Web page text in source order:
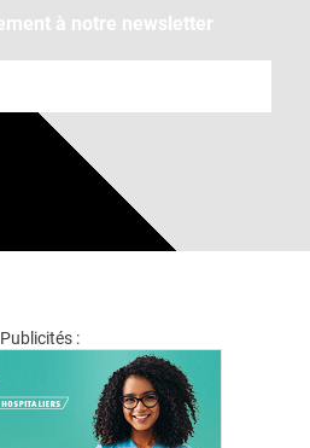
à notre newsletter
Publicités :